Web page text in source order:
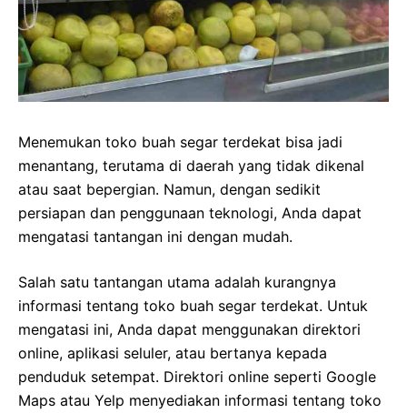
Menemukan toko buah segar terdekat bisa jadi
menantang, terutama di daerah yang tidak dikenal
atau saat bepergian. Namun, dengan sedikit
persiapan dan penggunaan teknologi, Anda dapat
mengatasi tantangan ini dengan mudah.
Salah satu tantangan utama adalah kurangnya
informasi tentang toko buah segar terdekat. Untuk
mengatasi ini, Anda dapat menggunakan direktori
online, aplikasi seluler, atau bertanya kepada
penduduk setempat. Direktori online seperti Google
Maps atau Yelp menyediakan informasi tentang toko